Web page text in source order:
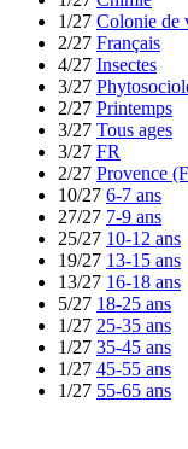
1/27 Colonie de
2/27 Français
4/27 Insectes
3/27
2/27 Printemps
3/27 Tous ages
3/27 FR
2/27 Provence
10/27 6-7 ans
27/27 7-9 ans
25/27 10-12 ans
19/27 13-15 ans
13/27 16-18 ans
5/27 18-25 ans
1/27 25-35 ans
1/27 35-45 ans
1/27 45-55 ans
1/27 55-65 ans